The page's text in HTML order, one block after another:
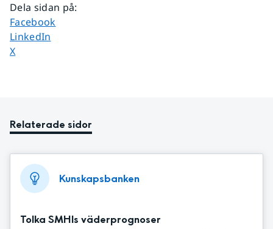
Dela sidan på:
Dela sidan på
Facebook
Dela sidan på
LinkedIn
Dela sidan på
X
Relaterade sidor
Kunskapsbanken
Tolka SMHIs väderprognoser